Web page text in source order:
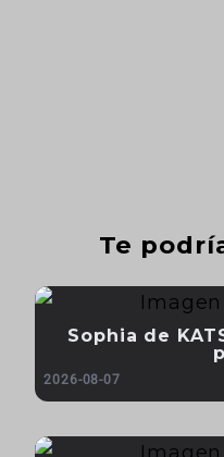
Te
Sophia de
2026-08-07